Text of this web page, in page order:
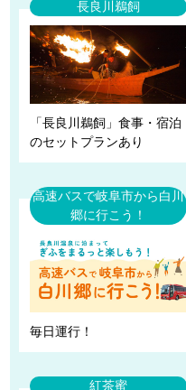
長良川鵜飼
「長良川鵜飼」食事・宿泊
のセットプランあり
高速バスで岐阜市から白川
郷に行こう！
毎日運行！
紅茶蜜